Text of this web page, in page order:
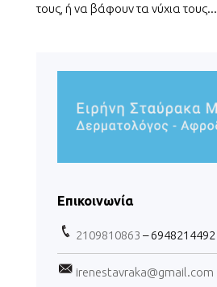
τους, ή να βάφουν τα νύχια τους...
Επικοινωνία
2109810863 – 6948214492
irenestavraka@gmail.com